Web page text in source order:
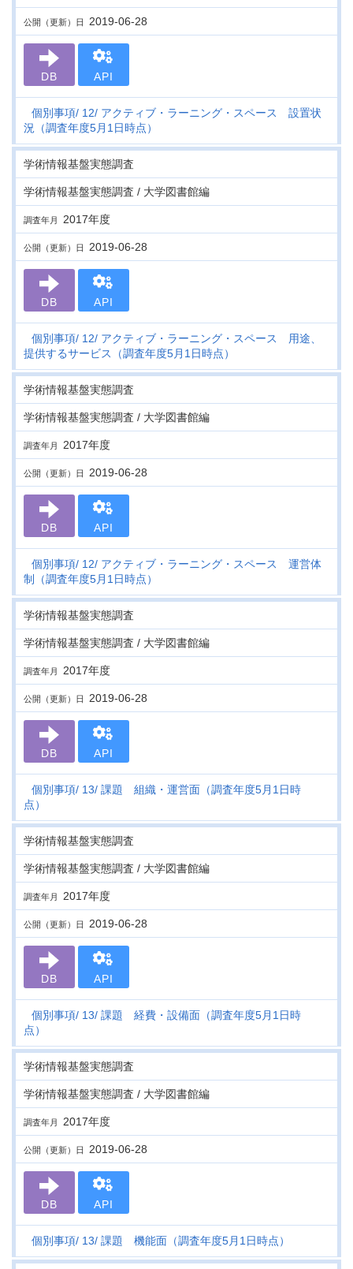
公開（更新）日 2019-06-28
DB API
個別事項 12
アクティブ・ラーニング・スペース 設置状
況（調査年度5月1日時点）
学術情報基盤実態調査
学術情報基盤実態調査 / 大学図書館編
調査年月 2017年度
公開（更新）日 2019-06-28
DB API
個別事項 12
アクティブ・ラーニング・スペース 用途、
提供するサービス（調査年度5月1日時点）
学術情報基盤実態調査
学術情報基盤実態調査 / 大学図書館編
調査年月 2017年度
公開（更新）日 2019-06-28
DB API
個別事項 12
アクティブ・ラーニング・スペース 運営体
制（調査年度5月1日時点）
学術情報基盤実態調査
学術情報基盤実態調査 / 大学図書館編
調査年月 2017年度
公開（更新）日 2019-06-28
DB API
個別事項 13 課題 組織・運営面（調査年度5月1日時
点）
学術情報基盤実態調査
学術情報基盤実態調査 / 大学図書館編
調査年月 2017年度
公開（更新）日 2019-06-28
DB API
個別事項 13 課題 経費・設備面（調査年度5月1日時
点）
学術情報基盤実態調査
学術情報基盤実態調査 / 大学図書館編
調査年月 2017年度
公開（更新）日 2019-06-28
DB API
個別事項 13 課題 機能面（調査年度5月1日時点）